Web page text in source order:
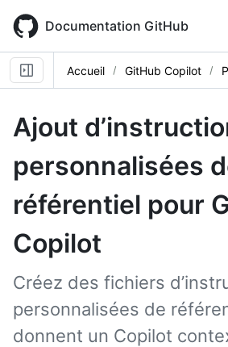
main
content
Documentation GitHub
Accueil GitHub Copilot
Ajout
personnalisées
référentiel pour
Copilot
Créez des fichiers
personnalisées de
donnent un Copilot